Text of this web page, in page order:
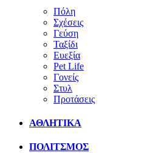
Πόλη
Σχέσεις
Γεύση
Ταξίδι
Ευεξία
Pet Life
Γονείς
Στυλ
Προτάσεις
ΑΘΛΗΤΙΚΑ
ΠΟΛΙΤΣΜΟΣ